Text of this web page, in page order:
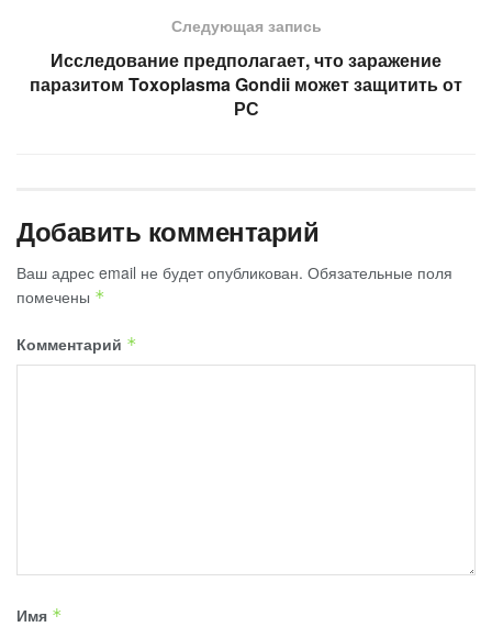
Следующая запись
Исследование предполагает, что заражение
паразитом Toxoplasma Gondii может защитить от
РС
Добавить комментарий
Ваш адрес email не будет опубликован. Обязательные поля
помечены *
Комментарий *
Имя *